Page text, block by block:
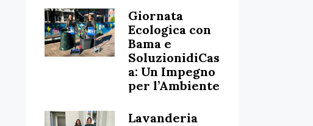
Giornata
Ecologica con
Bama e
SoluzionidiCas
a: Un Impegno
per l’Ambiente
Lavanderia